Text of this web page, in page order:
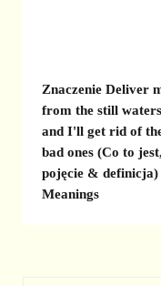
Znaczenie Deliver
from the still waters
and I'll get rid of
bad ones (Co to
pojęcie & definicja)
Meanings